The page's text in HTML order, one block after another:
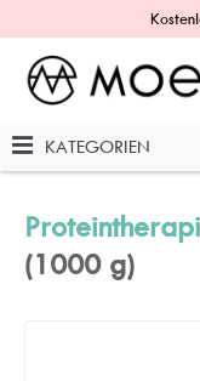
KATEGORIEN
(1000 g)